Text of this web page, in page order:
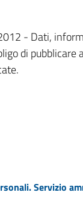
- Dati,
di pubblicare
Servizio